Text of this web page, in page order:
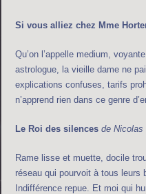
Si vous alliez chez Mme
Qu’on l’appelle medium,
astrologue, la vieille dame ne
explications confuses, tarifs
n’apprend rien dans ce genre
Le Roi des silences de Nicolas
Rame lisse et muette, docile
réseau qui pourvoit à tous leurs
Indifférence repue. Et moi qui